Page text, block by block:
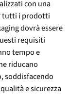
con una
tutti i prodotti
dovrà essere
requisiti
tempo e
riducano
soddisfacendo
e sicurezza